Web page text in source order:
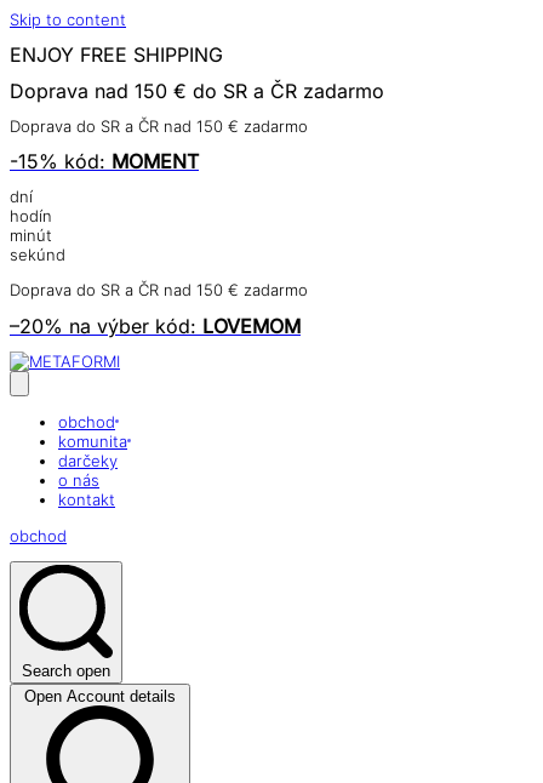
Skip to content
ENJOY FREE SHIPPING
Doprava nad 150 € do SR a ČR zadarmo
Doprava do SR a ČR nad 150 € zadarmo
-15% kód: MOMENT
dní
hodín
minút
sekúnd
Doprava do SR a ČR nad 150 € zadarmo
–20% na výber kód: LOVEMOM
obchod
komunita
darčeky
o nás
kontakt
obchod
Search open
Open Account details